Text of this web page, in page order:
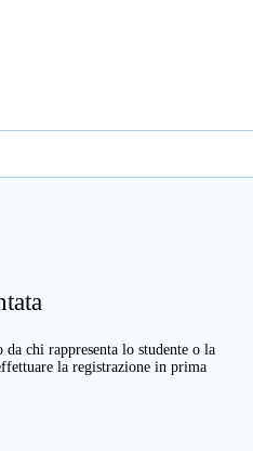
chi rappresenta lo studente o la
la registrazione in prima